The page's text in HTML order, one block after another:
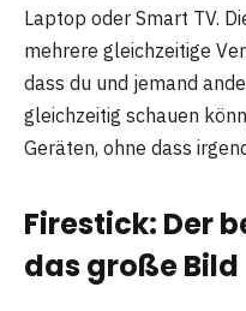
Laptop oder Smart TV.
mehrere gleichzeitige
dass du und jemand
gleichzeitig schauen
Geräten, ohne dass
Firestick: Der
das große Bild